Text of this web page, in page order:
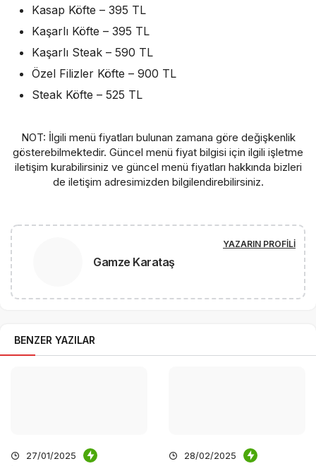
Kasap Köfte – 395 TL
Kaşarlı Köfte – 395 TL
Kaşarlı Steak – 590 TL
Özel Filizler Köfte – 900 TL
Steak Köfte – 525 TL
NOT: İlgili menü fiyatları bulunan zamana göre değişkenlik
gösterebilmektedir. Güncel menü fiyat bilgisi için ilgili işletme
iletişim kurabilirsiniz ve güncel menü fiyatları hakkında bizleri
de iletişim adresimizden bilgilendirebilirsiniz.
Gamze Karataş
YAZARIN PROFILI
BENZER YAZILAR
27/01/2025 28/02/2025